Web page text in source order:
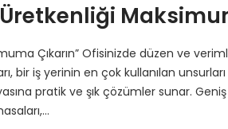
Çıkarın” Ofisinizde düzen ve
bir iş yerinin en çok kullanılan
pratik ve şık çözümler sunar.